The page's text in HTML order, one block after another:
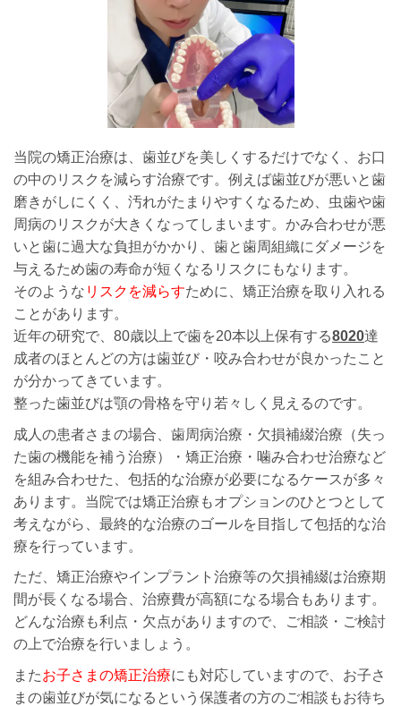
当院の矯正治療は、歯並びを美しくするだけでなく、お口
の中のリスクを減らす治療です。例えば歯並びが悪いと歯
磨きがしにくく、汚れがたまりやすくなるため、虫歯や歯
周病のリスクが大きくなってしまいます。かみ合わせが悪
いと歯に過大な負担がかかり、歯と歯周組織にダメージを
与えるため歯の寿命が短くなるリスクにもなります。
そのような リスクを減らすために、矯正治療を取り入れる
ことがあります。
近年の研究で、80歳以上で歯を20本以上保有する8020達
成者のほとんどの方は歯並び・咬み合わせが良かったこと
が分かってきています。
整った歯並びは顎の骨格を守り若々しく見えるのです。
成人の患者さまの場合、歯周病治療・欠損補綴治療（失っ
た歯の機能を補う治療）・矯正治療・噛み合わせ治療など
を組み合わせた、包括的な治療が必要になるケースが多々
あります。当院では矯正治療もオプションのひとつとして
考えながら、最終的な治療のゴールを目指して包括的な治
療を行っています。
ただ、矯正治療やインプラント治療等の欠損補綴は治療期
間が長くなる場合、治療費が高額になる場合もあります。
どんな治療も利点・欠点がありますので、ご相談・ご検討
の上で治療を行いましょう。
またお子さまの矯正治療にも対応していますので、お子さ
まの歯並びが気になるという保護者の方のご相談もお待ち